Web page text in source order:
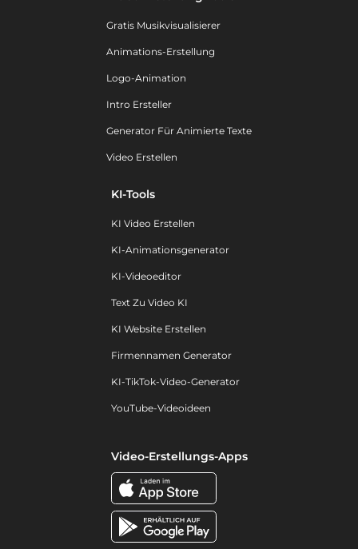
Gratis Musikvisualisierer
Animations-Erstellung
Logo-Animation
Intro Ersteller
Generator Für Animierte Texte
Video Erstellen
KI-Tools
KI Video Erstellen
KI-Animationsgenerator
KI-Videoeditor
Text Zu Video KI
KI Website Erstellen
Firmennamen Generator
KI-TikTok-Video-Generator
YouTube-Videoideen
Video-Erstellungs-Apps